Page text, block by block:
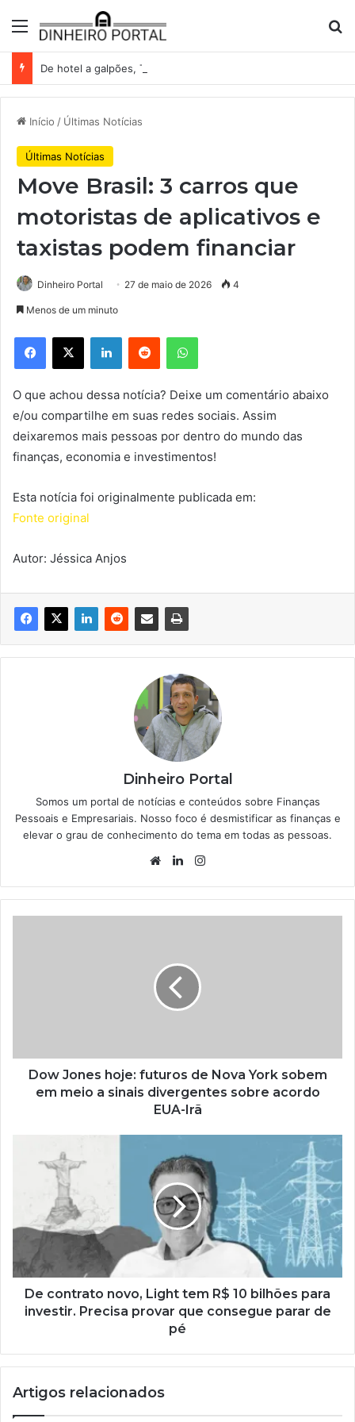
Menu
Início / Últimas Notícias
Últimas Notícias
Move Brasil: 3 carros que
motoristas de aplicativos e
taxistas podem financiar
Dinheiro Portal 27 de maio de 2026 4
Menos de um minuto
Facebook
X LinkedinReddit WhatsApp
O que achou dessa notícia? Deixe um comentário abaixo
e/ou compartilhe em suas redes sociais. Assim
deixaremos mais pessoas por dentro do mundo das
finanças, economia e investimentos!
Esta notícia foi originalmente publicada em:
Fonte original
Autor: Jéssica Anjos
Dinheiro Portal
Somos um portal de notícias e conteúdos sobre Finanças
Pessoais e Empresariais. Nosso foco é desmistificar as finanças e
elevar o grau de conhecimento do tema em todas as pessoas.
WebsiteLinkedin
Dow Jones hoje: futuros de Nova York sobem
em meio a sinais divergentes sobre acordo
EUA-Irã
De contrato novo, Light tem R$ 10 bilhões para
investir. Precisa provar que consegue parar de
pé
Artigos relacionados